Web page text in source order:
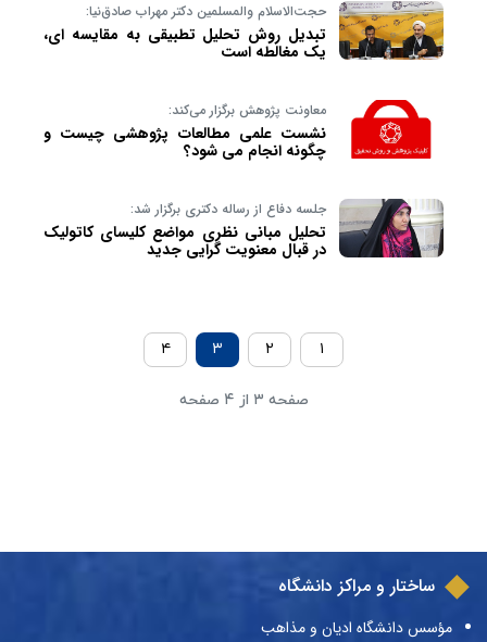
حجت‌الاسلام والمسلمین دکتر مهراب صادق‌نیا:
تبدیل روش تحلیل تطبیقی به مقایسه ای،
یک مغالطه است
معاونت پژوهش برگزار می‌کند:
نشست علمی مطالعات پژوهشی چیست و
چگونه انجام می شود؟
جلسه دفاع از رساله دکتری برگزار شد:
تحلیل مبانی نظری مواضع کلیسای کاتولیک
در قبال معنویت گرایی جدید
صفحه ۳ از ۴ صفحه
۱ ۲ ۳ ۴
ساختار و مراکز دانشگاه
مؤسس دانشگاه ادیان و مذاهب